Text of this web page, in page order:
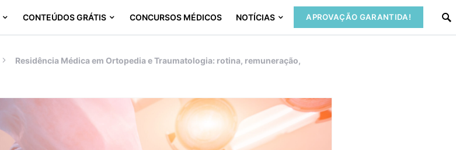
CONTEÚDOS GRÁTIS CONCURSOS MÉDICOS NOTÍCIAS APROVAÇÃO GARANTIDA!
Residência Médica em Ortopedia e Traumatologia: rotina, remuneração,